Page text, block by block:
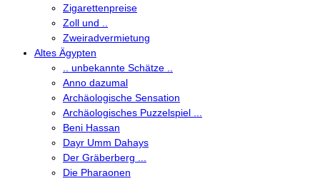
Zigarettenpreise
Zoll und ..
Zweiradvermietung
Altes Ägypten
.. unbekannte Schätze ..
Anno dazumal
Archäologische Sensation
Archäologisches Puzzelspiel ...
Beni Hassan
Dayr Umm Dahays
Der Gräberberg ...
Die Pharaonen